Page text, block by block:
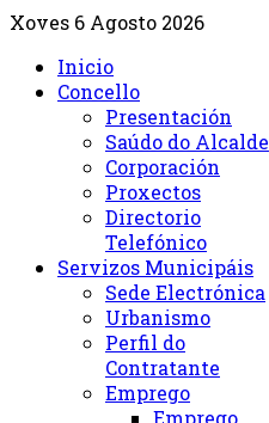
Xoves 6 Agosto 2026
Inicio
Concello
Presentación
Saúdo do Alcalde
Corporación
Proxectos
Directorio
Telefónico
Servizos Municipáis
Sede Electrónica
Urbanismo
Perfil do
Contratante
Emprego
Emprego